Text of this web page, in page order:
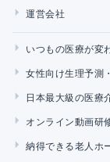
運営会社
いつもの医療が変
女性向け生理予測
日本最大級の医療
オンライン動画研
納得できる老人ホ